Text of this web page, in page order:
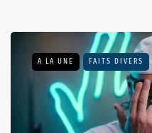
A LA UNE FAITS DIVERS